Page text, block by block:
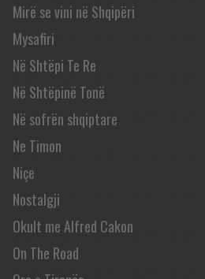
Mirë se vini në Shqipëri
Mysafiri
Në Shtëpi Te Re
Në Shtëpinë Tonë
Në sofrën shqiptare
Ne Timon
Niçe
Nostalgji
Okult me Alfred Cakon
On The Road